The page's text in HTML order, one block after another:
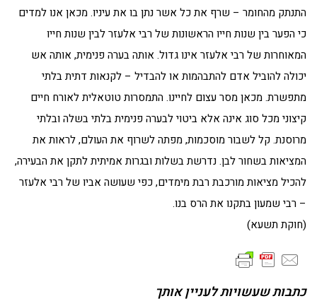
התנתק מהחומר – שרף את כל אשר נתן בו את עיניו. מכאן אנו למדים
כי הפער בין שנות חייו הראשונות של רבי אלעזר לבין שנות חייו
המאוחרות של רבי אלעזר אינו גדול. אותה בערה פנימית, אותה אש
יכולה להוביל אדם להתבהמות או להבדיל – לקנאות דתית בלתי
מתפשרת. מכאן מסר עצום לחיינו. התמסרות טוטאלית לאורח חיים
קיצוני מכל סוג אינה אלא ביטוי לבערה פנימית בלתי בשלה ובלתי
מרוסנת. קל לשבור מוסכמות, מפתה לשרוף את העולם, לראות את
המציאות בשחור לבן. נדרשת בשלות ובגרות אמיתית לתקן את הבעירה,
להכיל מציאות מורכבת רבת מימדים, כפי שעושה אביו של רבי אלעזר
– רבי שמעון בתקנו את הרס בנו.
(חוקת תשעא)
כתבות שעשויות לעניין אותך